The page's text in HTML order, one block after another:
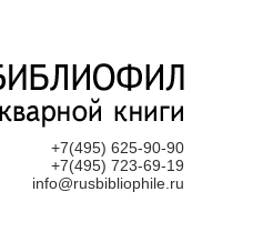
+7(495) 625-90-90
+7(495) 723-69-19
info@rusbibliophile.ru